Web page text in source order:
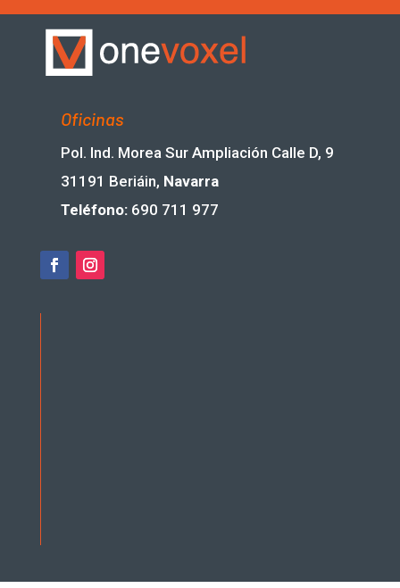
Oficinas
Pol. Ind. Morea Sur Ampliación Calle D, 9
31191 Beriáin, Navarra
Teléfono:690 711 977